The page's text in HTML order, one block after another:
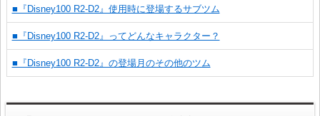
■『Disney100 R2-D2』使用時に登場するサブツム
■『Disney100 R2-D2』ってどんなキャラクター？
■『Disney100 R2-D2』の登場月のその他のツム